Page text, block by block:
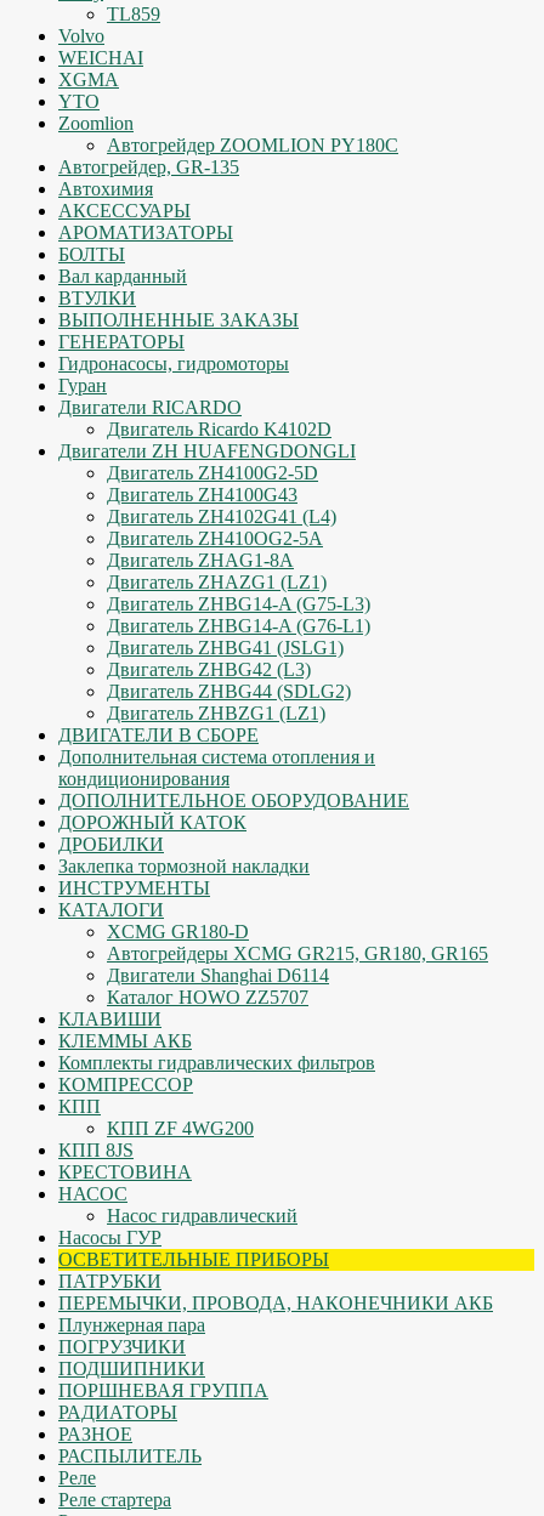
TL859
Volvo
WEICHAI
XGMA
YTO
Zoomlion
Автогрейдер ZOOMLION PY180C
Автогрейдер, GR-135
Автохимия
АКСЕССУАРЫ
АРОМАТИЗАТОРЫ
БОЛТЫ
Вал карданный
ВТУЛКИ
ВЫПОЛНЕННЫЕ ЗАКАЗЫ
ГЕНЕРАТОРЫ
Гидронасосы, гидромоторы
Гуран
Двигатели RICARDO
Двигатель Ricardo K4102D
Двигатели ZH HUAFENGDONGLI
Двигатель ZH4100G2-5D
Двигатель ZH4100G43
Двигатель ZH4102G41 (L4)
Двигатель ZH410OG2-5A
Двигатель ZHAG1-8A
Двигатель ZHAZG1 (LZ1)
Двигатель ZHBG14-A (G75-L3)
Двигатель ZHBG14-A (G76-L1)
Двигатель ZHBG41 (JSLG1)
Двигатель ZHBG42 (L3)
Двигатель ZHBG44 (SDLG2)
Двигатель ZHBZG1 (LZ1)
ДВИГАТЕЛИ В СБОРЕ
Дополнительная система отопления и
кондиционирования
ДОПОЛНИТЕЛЬНОЕ ОБОРУДОВАНИЕ
ДОРОЖНЫЙ КАТОК
ДРОБИЛКИ
Заклепка тормозной накладки
ИНСТРУМЕНТЫ
КАТАЛОГИ
XCMG GR180-D
Автогрейдеры XCMG GR215, GR180, GR165
Двигатели Shanghai D6114
Каталог HOWO ZZ5707
КЛАВИШИ
КЛЕММЫ АКБ
Комплекты гидравлических фильтров
КОМПРЕССОР
КПП
КПП ZF 4WG200
КПП 8JS
КРЕСТОВИНА
НАСОС
Насос гидравлический
Насосы ГУР
ОСВЕТИТЕЛЬНЫЕ ПРИБОРЫ
ПАТРУБКИ
ПЕРЕМЫЧКИ, ПРОВОДА, НАКОНЕЧНИКИ АКБ
Плунжерная пара
ПОГРУЗЧИКИ
ПОДШИПНИКИ
ПОРШНЕВАЯ ГРУППА
РАДИАТОРЫ
РАЗНОЕ
РАСПЫЛИТЕЛЬ
Реле
Реле стартера